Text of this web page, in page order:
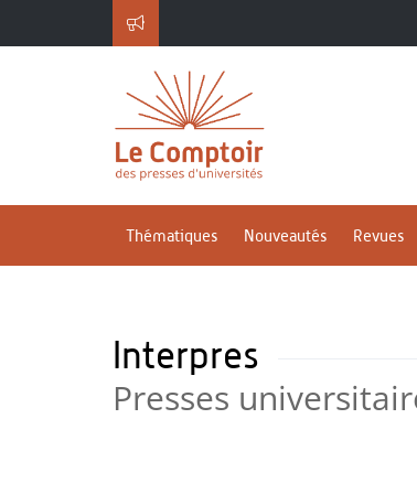
Thématiques Nouveautés Revues
Interpres
Presses